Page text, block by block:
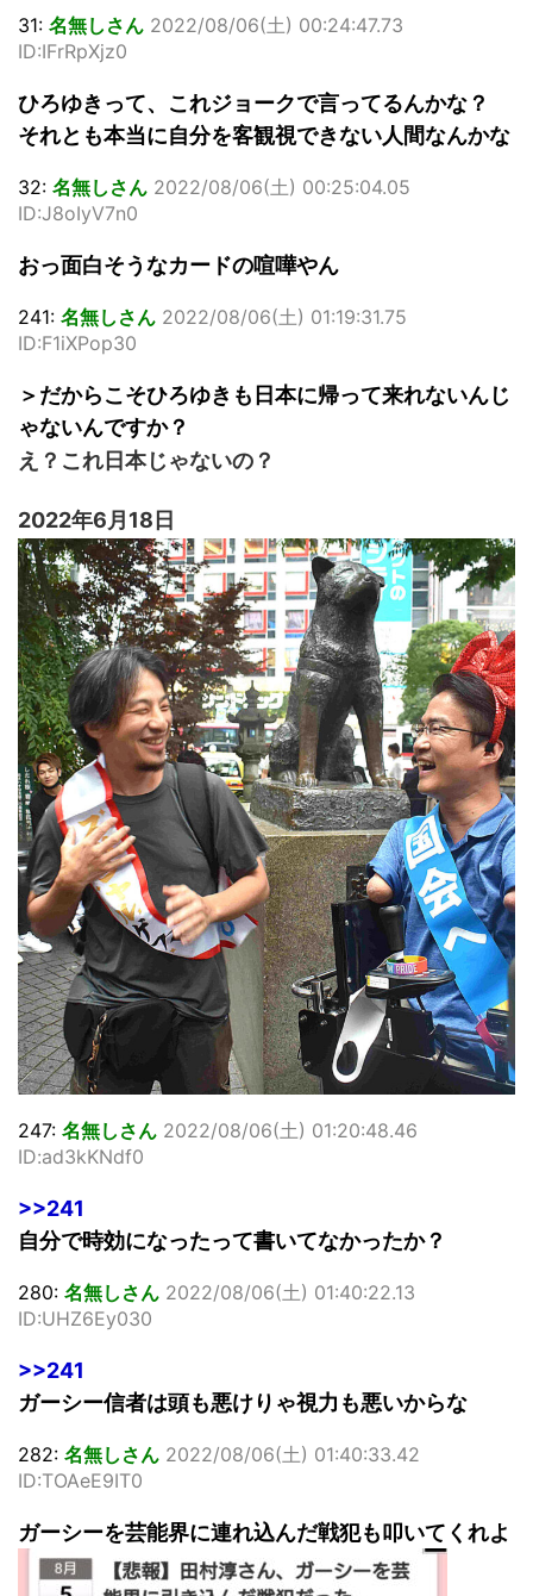
31: 名無しさん 2022/08/06(土) 00:24:47.73
ID:IFrRpXjz0
ひろゆきって、これジョークで言ってるんかな？
それとも本当に自分を客観視できない人間なんかな
32: 名無しさん 2022/08/06(土) 00:25:04.05
ID:J8oIyV7n0
おっ面白そうなカードの喧嘩やん
241: 名無しさん 2022/08/06(土) 01:19:31.75
ID:F1iXPop30
＞だからこそひろゆきも日本に帰って来れないんじ
ゃないんですか？
え？これ日本じゃないの？
2022年6月18日
247: 名無しさん 2022/08/06(土) 01:20:48.46
ID:ad3kKNdf0
>>241
自分で時効になったって書いてなかったか？
280: 名無しさん 2022/08/06(土) 01:40:22.13
ID:UHZ6Ey030
>>241
ガーシー信者は頭も悪けりゃ視力も悪いからな
282: 名無しさん 2022/08/06(土) 01:40:33.42
ID:TOAeE9IT0
ガーシーを芸能界に連れ込んだ戦犯も叩いてくれよ